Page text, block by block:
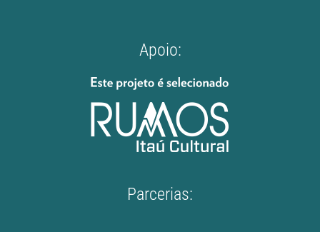
Apoio:
Parcerias: